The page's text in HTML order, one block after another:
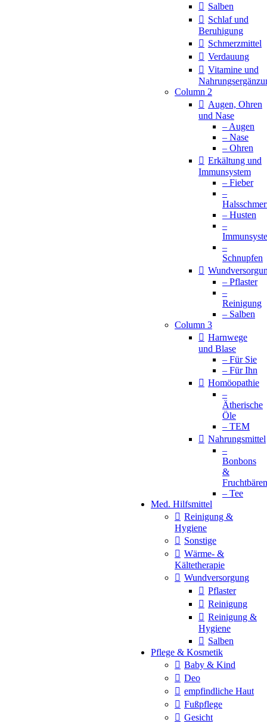
Salben
Schlaf und
Beruhigung
Schmerzmittel
Verdauung
Vitamine und
Column 2
Augen, Ohren
und Nase
– Augen
– Nase
– Ohren
Erkältung und
Immunsystem
– Fieber
–
– Husten
–
–
Schnupfen
– Pflaster
–
Reinigung
– Salben
Column 3
Harnwege
und Blase
– Für Sie
– Für Ihn
Homöopathie
–
Ätherische
Öle
– TEM
Nahrungsmittel
–
Bonbons
&
Fruchtbären
– Tee
Med. Hilfsmittel
Reinigung &
Hygiene
Sonstige
Wärme- &
Kältetherapie
Wundversorgung
Pflaster
Reinigung
Reinigung &
Hygiene
Salben
Pflege & Kosmetik
Baby & Kind
Deo
empfindliche Haut
Fußpflege
Gesicht